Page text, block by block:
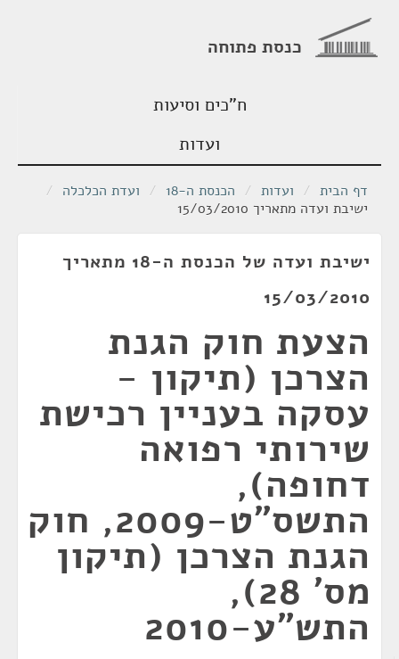
כנסת פתוחה
ח"כים וסיעות
ועדות
דף הבית / ועדות / הכנסת ה-18 / ועדת הכלכלה /
ישיבת ועדה מתאריך 15/03/2010
ישיבת ועדה של הכנסת ה-18 מתאריך
15/03/2010
הצעת חוק הגנת
הצרכן (תיקון -
עסקה בעניין רכישת
שירותי רפואה
דחופה),
התשס"ט-2009, חוק
הגנת הצרכן (תיקון
מס' 28),
התש"ע-2010